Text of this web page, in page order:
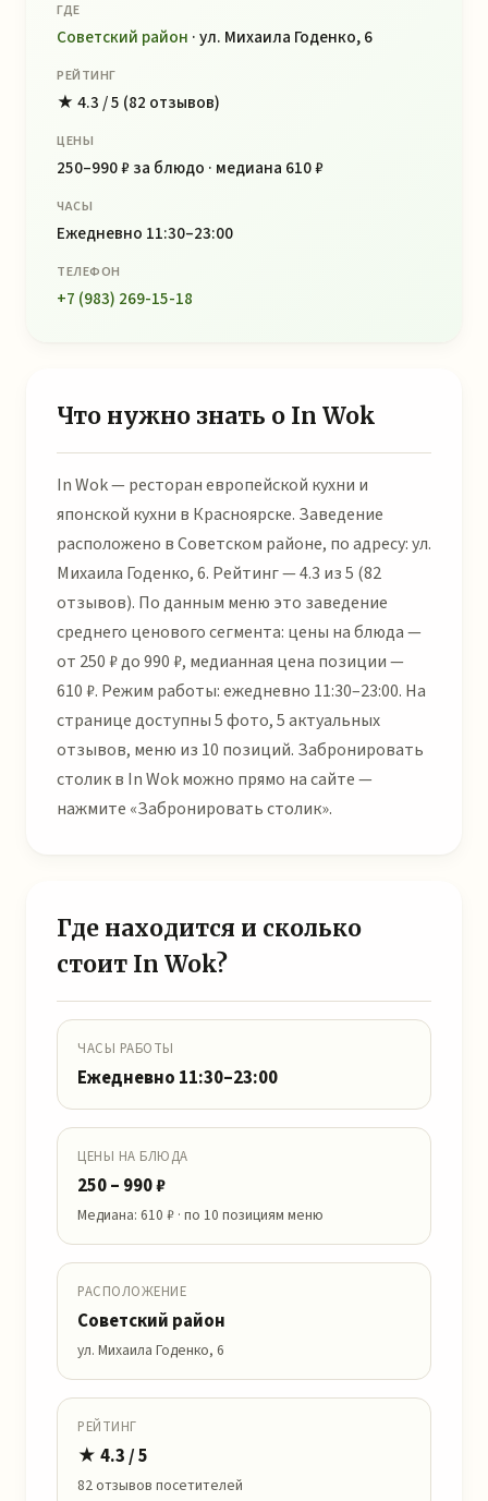
ГДЕ
Советский район · ул. Михаила Годенко, 6
РЕЙТИНГ
★ 4.3 / 5 (82 отзывов)
ЦЕНЫ
250–990 ₽ за блюдо · медиана 610 ₽
ЧАСЫ
Ежедневно 11:30–23:00
ТЕЛЕФОН
+7 (983) 269-15-18
Что нужно знать о In Wok
In Wok — ресторан европейской кухни и
японской кухни в Красноярске. Заведение
расположено в Советском районе, по адресу: ул.
Михаила Годенко, 6. Рейтинг — 4.3 из 5 (82
отзывов). По данным меню это заведение
среднего ценового сегмента: цены на блюда —
от 250 ₽ до 990 ₽, медианная цена позиции —
610 ₽. Режим работы: ежедневно 11:30–23:00. На
странице доступны 5 фото, 5 актуальных
отзывов, меню из 10 позиций. Забронировать
столик в In Wok можно прямо на сайте —
нажмите «Забронировать столик».
Где находится и сколько
стоит In Wok?
ЧАСЫ РАБОТЫ
Ежедневно 11:30–23:00
ЦЕНЫ НА БЛЮДА
250 – 990 ₽
Медиана: 610 ₽ · по 10 позициям меню
РАСПОЛОЖЕНИЕ
Советский район
ул. Михаила Годенко, 6
РЕЙТИНГ
★ 4.3 / 5
82 отзывов посетителей